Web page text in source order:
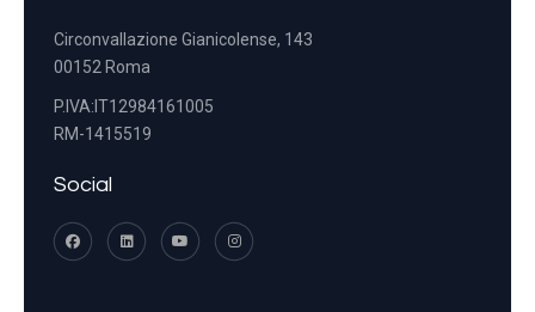
Circonvallazione Gianicolense, 143
00152 Roma
P.IVA:IT12984161005
RM-1415519
Social